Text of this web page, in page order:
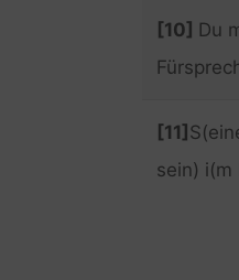
[10] Du
[11]
sein) i(m